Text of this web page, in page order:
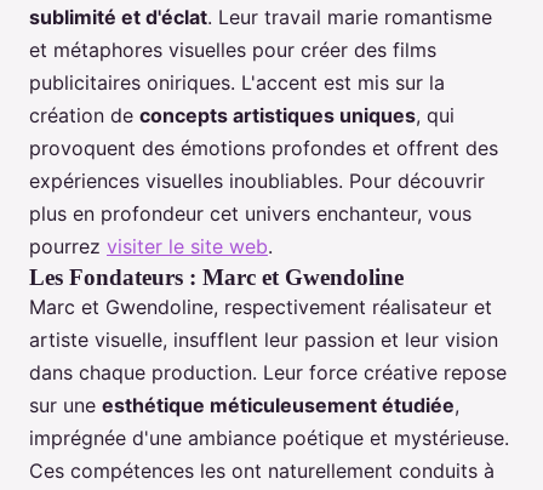
sublimité et d'éclat. Leur travail marie romantisme
et métaphores visuelles pour créer des films
publicitaires oniriques. L'accent est mis sur la
création de concepts artistiques uniques, qui
provoquent des émotions profondes et offrent des
expériences visuelles inoubliables. Pour découvrir
plus en profondeur cet univers enchanteur, vous
pourrez visiter le site web.
Les Fondateurs : Marc et Gwendoline
Marc et Gwendoline, respectivement réalisateur et
artiste visuelle, insufflent leur passion et leur vision
dans chaque production. Leur force créative repose
sur une esthétique méticuleusement étudiée,
imprégnée d'une ambiance poétique et mystérieuse.
Ces compétences les ont naturellement conduits à